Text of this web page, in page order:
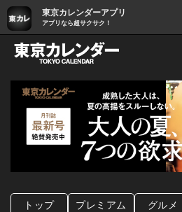
東京カレンダーアプリ
アプリなら超サクサク！
グルメ情報
トップ プレミアム グルメ